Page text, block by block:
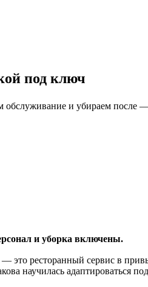
под ключ
и убираем после —
и уборка включены.
это ресторанный сервис в
научилась адаптироваться